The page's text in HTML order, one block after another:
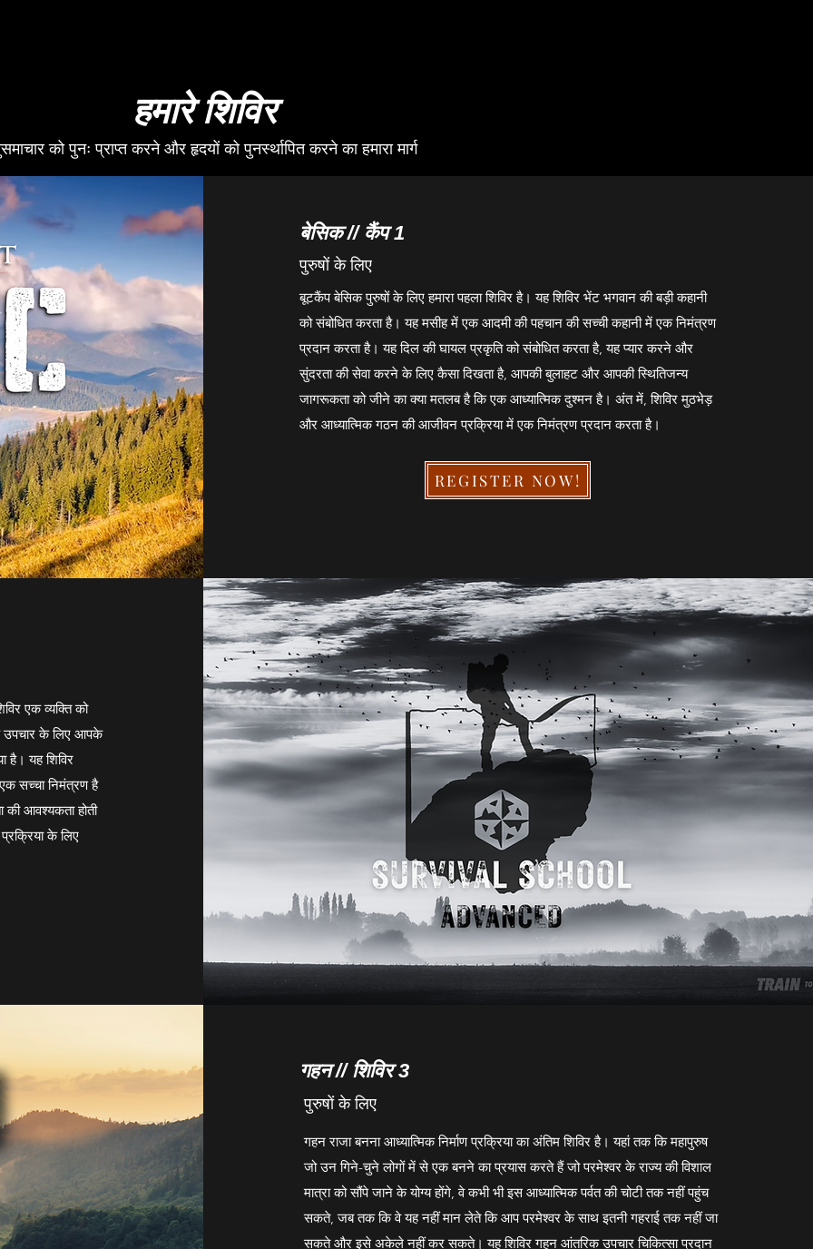
हमारे शिविर
को पुनः प्राप्त करने और हृदयों को पुनर्स्थापित करने का हमारा मार्ग
बेसिक // कैंप 1
पुरुषों के लिए
बूटकैंप बेसिक पुरुषों के लिए हमारा पहला शिविर है। यह शिविर भेंट भगवान की बड़ी कहानी
को संबोधित करता है। यह मसीह में एक आदमी की पहचान की सच्ची कहानी में एक निमंत्रण
प्रदान करता है। यह दिल की घायल प्रकृति को संबोधित करता है, यह प्यार करने और
सुंदरता की सेवा करने के लिए कैसा दिखता है, आपकी बुलाहट और आपकी स्थितिजन्य
जागरूकता को जीने का क्या मतलब है कि एक आध्यात्मिक दुश्मन है। अंत में, शिविर मुठभेड़
और आध्यात्मिक गठन की आजीवन प्रक्रिया में एक निमंत्रण प्रदान करता है।
REGISTER NOW!
एक व्यक्ति को
उपचार के लिए आपके
है। यह शिविर
सच्चा निमंत्रण है
की आवश्यकता होती
के लिए
गहन // शिविर 3
पुरुषों के लिए
गहन राजा बनना आध्यात्मिक निर्माण प्रक्रिया का अंतिम शिविर है। यहां तक कि महापुरुष
जो उन गिने-चुने लोगों में से एक बनने का प्रयास करते हैं जो परमेश्वर के राज्य की विशाल
मात्रा को सौंपे जाने के योग्य होंगे, वे कभी भी इस आध्यात्मिक पर्वत की चोटी तक नहीं पहुंच
सकते, जब तक कि वे यह नहीं मान लेते कि आप परमेश्वर के साथ इतनी गहराई तक नहीं जा
सकते और इसे अकेले नहीं कर सकते। यह शिविर गहन आंतरिक उपचार चिकित्सा प्रदान